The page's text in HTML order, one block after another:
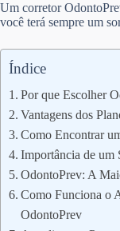
Um corretor
você terá sempre um
Índice
Por que Escolher
Vantagens dos
Como Encontrar
Importância de um
OdontoPrev: A
Como Funciona o
OdontoPrev